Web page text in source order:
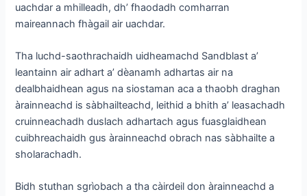
uachdar a mhilleadh, dh’ fhaodadh comharran
maireannach fhàgail air uachdar.
Tha luchd-saothrachaidh uidheamachd Sandblast a’
leantainn air adhart a’ dèanamh adhartas air na
dealbhaidhean agus na siostaman aca a thaobh draghan
àrainneachd is sàbhailteachd, leithid a bhith a’ leasachadh
cruinneachadh duslach adhartach agus fuasglaidhean
cuibhreachaidh gus àrainneachd obrach nas sàbhailte a
sholarachadh.
Bidh stuthan sgrìobach a tha càirdeil don àrainneachd a